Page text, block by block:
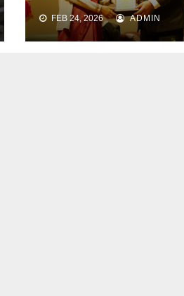
नेफ्रोलॉजिस्ट द्वारा आयोजित वार्षिक
सम्मेलन
FEB 24, 2026 ADMIN